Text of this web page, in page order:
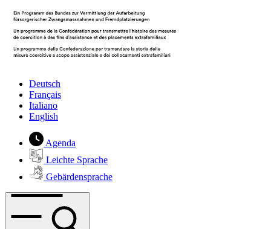
Deutsch
Français
Italiano
English
Agenda
Leichte Sprache
Gebärdensprache